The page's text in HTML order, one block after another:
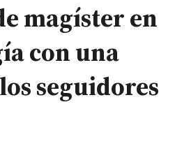
magíster en
con una
seguidores